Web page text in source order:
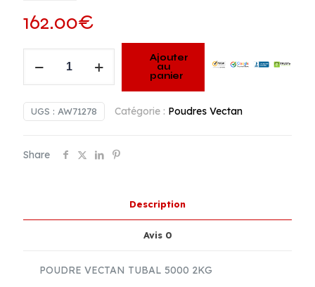
162.00€
VECTAN
2KG
Ajouter
au
panier
UGS : AW71278 Catégorie : Poudres Vectan
Share
Description
Avis 0
POUDRE VECTAN TUBAL 5000 2KG